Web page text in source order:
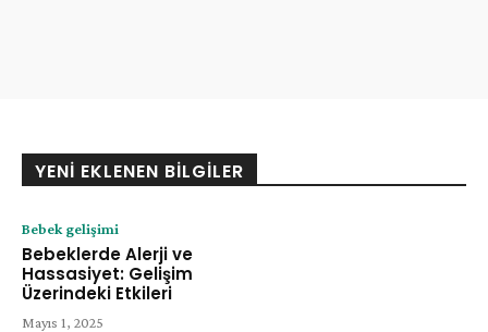
YENI EKLENEN BILGILER
Bebek gelişimi
Bebeklerde Alerji ve
Hassasiyet: Gelişim
Üzerindeki Etkileri
Mayıs 1, 2025